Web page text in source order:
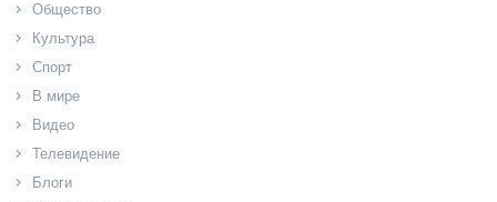
Общество
Культура
Спорт
В мире
Видео
Телевидение
Блоги